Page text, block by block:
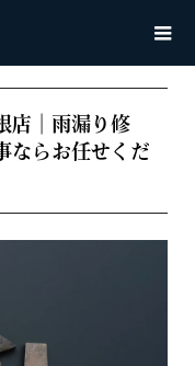
店｜雨漏り修
ならお任せくだ